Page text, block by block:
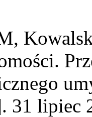
31 lipiec